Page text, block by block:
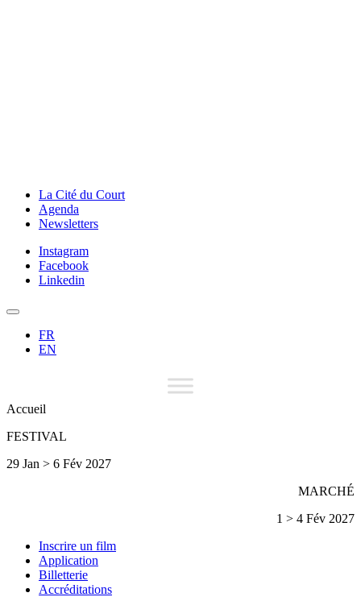
La Cité du Court
Agenda
Newsletters
Instagram
Facebook
Linkedin
FR
EN
Accueil
FESTIVAL
29 Jan > 6 Fév 2027
MARCHÉ
1 > 4 Fév 2027
Inscrire un film
Application
Billetterie
Accréditations